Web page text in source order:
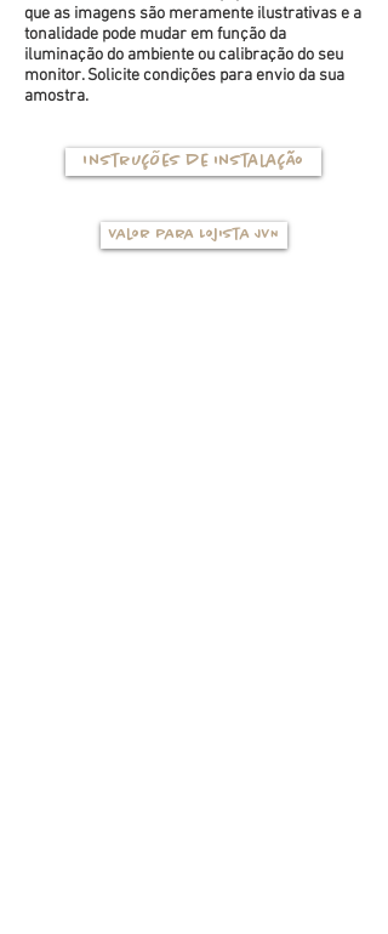
que as imagens são meramente ilustrativas e a
tonalidade pode mudar em função da
iluminação do ambiente ou calibração do seu
monitor. Solicite condições para envio da sua
amostra.
Instruções de instalação
Valor para Lojista JVN